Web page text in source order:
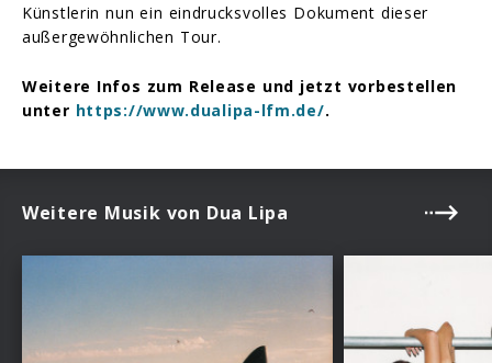
Künstlerin nun ein eindrucksvolles Dokument dieser
außergewöhnlichen Tour.
Weitere Infos zum Release und jetzt vorbestellen
unter https://www.dualipa-lfm.de/.
Weitere Musik von Dua Lipa